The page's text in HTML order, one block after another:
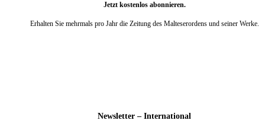
Jetzt kostenlos abonnieren.
Erhalten Sie mehrmals pro Jahr die Zeitung des Malteserordens und seiner Werke.
Newsletter – International